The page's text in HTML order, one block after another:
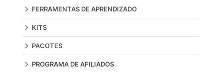
FERRAMENTAS DE APRENDIZADO
KITS
PACOTES
PROGRAMA DE AFILIADOS